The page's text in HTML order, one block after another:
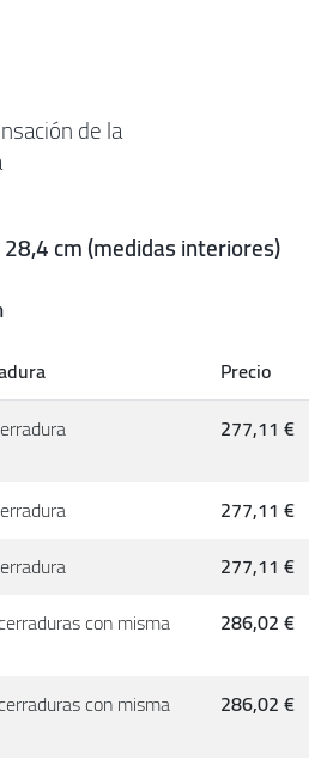
de la
cm (medidas interiores)
Precio
277,11 €
277,11 €
277,11 €
con misma 286,02 €
con misma 286,02 €